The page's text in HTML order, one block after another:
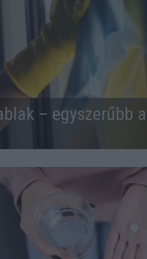
– egyszerűbb a